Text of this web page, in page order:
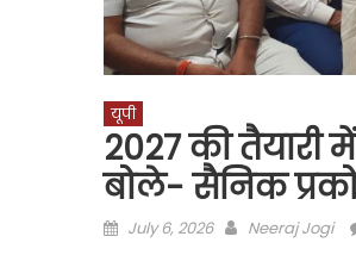
यूपी
2027 की तैयारी
बोले- सैनिक
Posted
July 6, 2026 Author
Neeraj Jogi